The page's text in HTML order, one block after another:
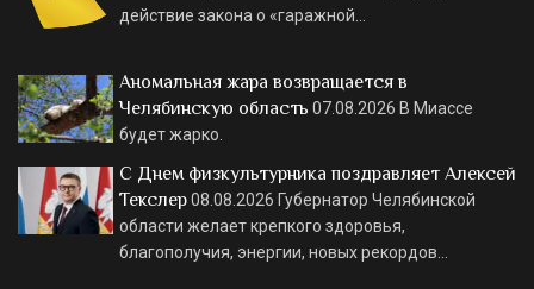
действие закона о «гаражной…
Аномальная жара возвращается в
Челябинскую область 07.08.2026 В Миассе
будет жарко.
С Днем физкультурника поздравляет Алексей
Текслер08.08.2026 Губернатор Челябинской
области желает крепкого здоровья,
благополучия, энергии, новых рекордов…